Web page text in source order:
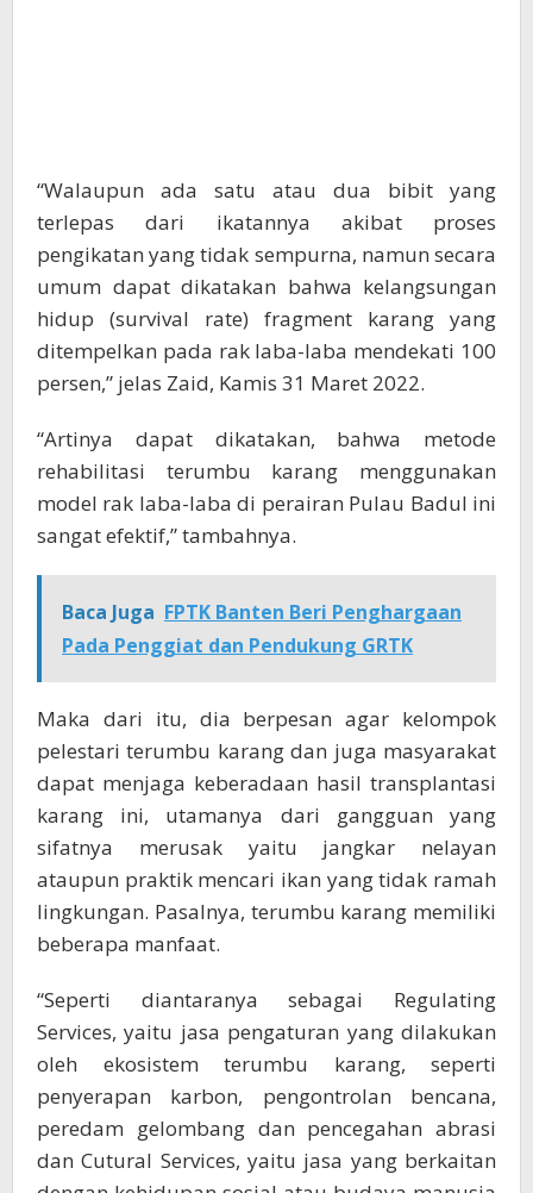
“Walaupun ada satu atau dua bibit yang
terlepas dari ikatannya akibat proses
pengikatan yang tidak sempurna, namun secara
umum dapat dikatakan bahwa kelangsungan
hidup (survival rate) fragment karang yang
ditempelkan pada rak laba-laba mendekati 100
persen,” jelas Zaid, Kamis 31 Maret 2022.
“Artinya dapat dikatakan, bahwa metode
rehabilitasi terumbu karang menggunakan
model rak laba-laba di perairan Pulau Badul ini
sangat efektif,” tambahnya.
Baca Juga FPTK Banten Beri Penghargaan
Pada Penggiat dan Pendukung GRTK
Maka dari itu, dia berpesan agar kelompok
pelestari terumbu karang dan juga masyarakat
dapat menjaga keberadaan hasil transplantasi
karang ini, utamanya dari gangguan yang
sifatnya merusak yaitu jangkar nelayan
ataupun praktik mencari ikan yang tidak ramah
lingkungan. Pasalnya, terumbu karang memiliki
beberapa manfaat.
“Seperti diantaranya sebagai Regulating
Services, yaitu jasa pengaturan yang dilakukan
oleh ekosistem terumbu karang, seperti
penyerapan karbon, pengontrolan bencana,
peredam gelombang dan pencegahan abrasi
dan Cutural Services, yaitu jasa yang berkaitan